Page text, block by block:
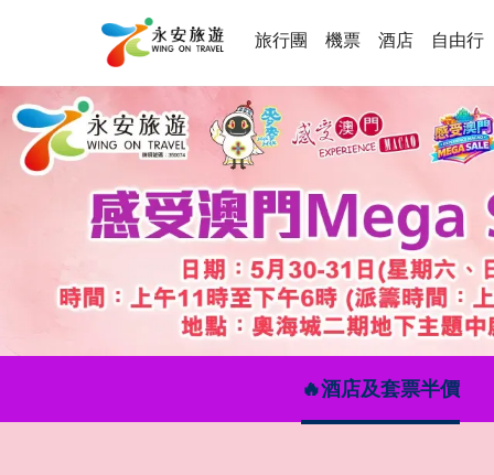
旅行團 機票 酒店 自由行
🔥酒店及套票半價